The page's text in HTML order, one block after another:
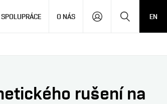
SPOLUPRÁCE O NÁS EN
rušení na